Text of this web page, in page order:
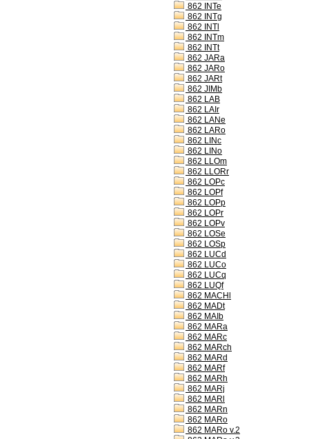
862 INTe
862 INTg
862 INTl
862 INTm
862 INTt
862 JARa
862 JARo
862 JARt
862 JIMb
862 LAB
862 LAIr
862 LANe
862 LARo
862 LINc
862 LINo
862 LLOm
862 LLORr
862 LOPc
862 LOPf
862 LOPp
862 LOPr
862 LOPv
862 LOSe
862 LOSp
862 LUCd
862 LUCo
862 LUCq
862 LUQf
862 MACHl
862 MADt
862 MAIb
862 MARa
862 MARc
862 MARch
862 MARd
862 MARf
862 MARh
862 MARj
862 MARl
862 MARn
862 MARo
862 MARo v.2